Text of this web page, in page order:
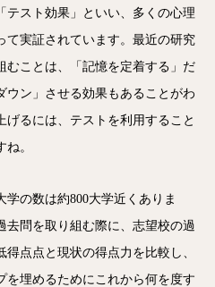
テスト効果」といい、多くの心理
て実証されています。最近の研究
むことは、「記憶を定着する」だ
ウン」させる効果もあることがわ
るには、テストを利用すること
。
の数は約800大学近くありま
去問を取り組む際に、志望校の過
点点と現状の得点力を比較し、
を埋めるためにこれから何を度す